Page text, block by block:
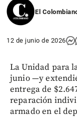
El
12 de junio de 2026
La Unidad para
junio —y
entrega de
reparación
armado en el